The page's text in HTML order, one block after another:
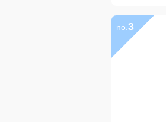
no. 3